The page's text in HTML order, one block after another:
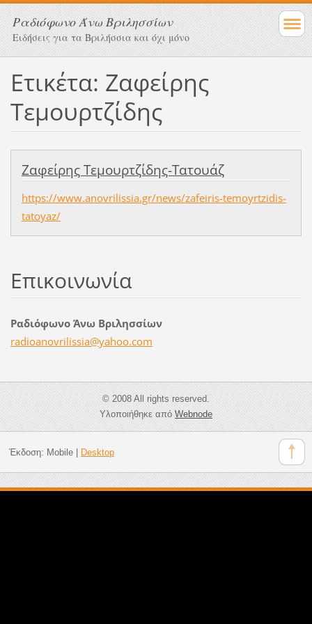
Ραδιόφωνο Άνω Βριλησσίων
Ειδήσεις για τα Βριλήσσια και όχι μόνο
Ετικέτα: Ζαφείρης
Τεμουρτζίδης
Ζαφείρης Τεμουρτζίδης-Τατουάζ
https://www.anovrilissia.gr/news/zafeiris-temoyrtzidis-
tatoyaz/
Επικοινωνία
Ραδιόφωνο Άνω Βριλησσίων
radioanovrilissia@yahoo.com
© 2008 All rights reserved.
Υλοποιήθηκε απόWebnode
Έκδοση: Mobile| Desktop